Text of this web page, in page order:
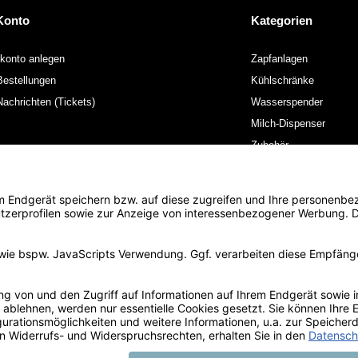
anlegen
(Tickets)
Kategorien
Zapfanlagen
Kühlschränke
Wasserspender
Milch-Dispenser
Zubehör